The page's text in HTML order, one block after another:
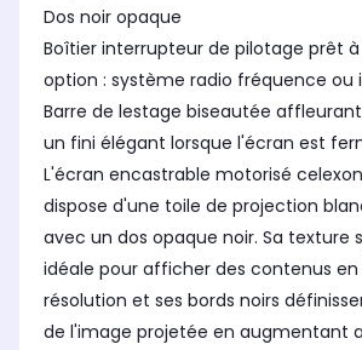
Dos noir opaque
Boîtier interrupteur de pilotage prêt à
option : système radio fréquence ou
Barre de lestage biseautée
un fini élégant lorsque l'écran est
L'écran encastrable motorisé celexon
dispose d'une toile de projection
avec un dos opaque noir. Sa texture
idéale pour afficher des contenus
résolution et ses bords noirs
de l'image projetée en augmentant